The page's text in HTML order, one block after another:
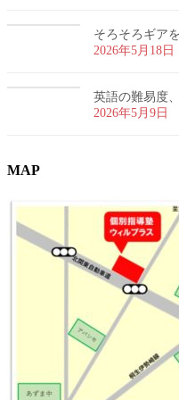
そろそろギア
2026年5月18日
英語の難易度
2026年5月9日
MAP